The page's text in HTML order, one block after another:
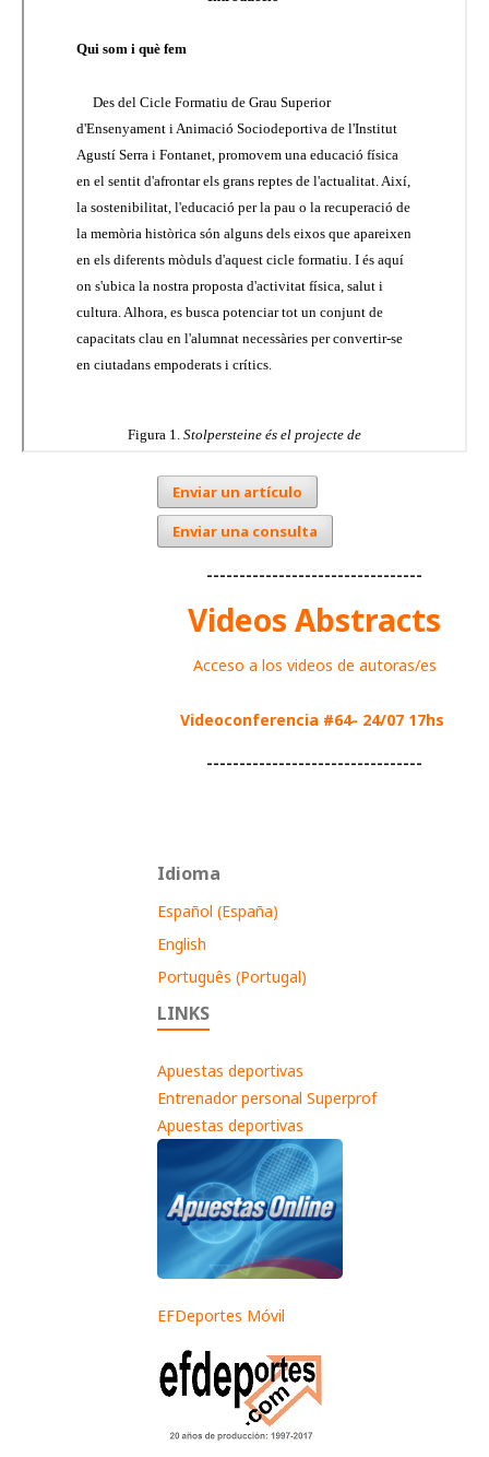
Enviar un artículo
Enviar una consulta
---------------------------------
Videos Abstracts
Acceso a los videos de autoras/es
Videoconferencia #64- 24/07 17hs
---------------------------------
Idioma
Español (España)
English
Português (Portugal)
LINKS
Apuestas deportivas
Entrenador personal Superprof
Apuestas deportivas
EFDeportes Móvil